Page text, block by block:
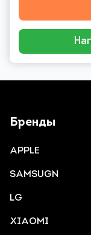
Бренды
APPLE
SAMSUGN
LG
XIAOMI